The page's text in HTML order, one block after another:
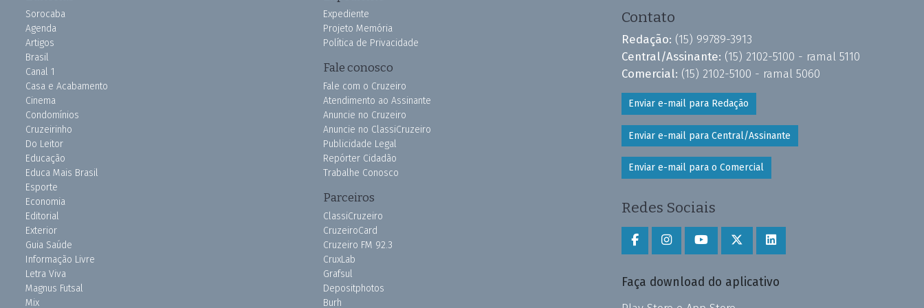
Sorocaba
Agenda
Artigos
Brasil
Canal 1
Casa e Acabamento
Cinema
Condomínios
Cruzeirinho
Do Leitor
Educação
Educa Mais Brasil
Esporte
Economia
Editorial
Exterior
Guia Saúde
Informação Livre
Letra Viva
Magnus Futsal
Mix
Expediente
Projeto Memória
Política de Privacidade
Fale conosco
Fale com o Cruzeiro
Atendimento ao Assinante
Anuncie no Cruzeiro
Anuncie no ClassiCruzeiro
Publicidade Legal
Repórter Cidadão
Trabalhe Conosco
Parceiros
ClassiCruzeiro
CruzeiroCard
Cruzeiro FM 92.3
CruxLab
Grafsul
Depositphotos
Burh
Contato
Redação: (15) 99789-3913
Central/Assinante: (15) 2102-5100 - ramal 5110
Comercial: (15) 2102-5100 - ramal 5060
Enviar e-mail para Redação
Enviar e-mail para Central/Assinante
Enviar e-mail para o Comercial
Redes Sociais
Faça download do aplicativo